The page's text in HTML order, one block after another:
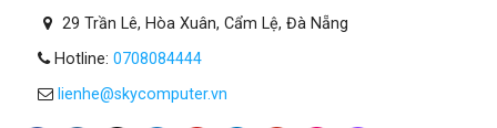
29 Trần Lê, Hòa Xuân, Cẩm Lệ, Đà Nẵng
Hotline: 0708084444
lienhe@skycomputer.vn